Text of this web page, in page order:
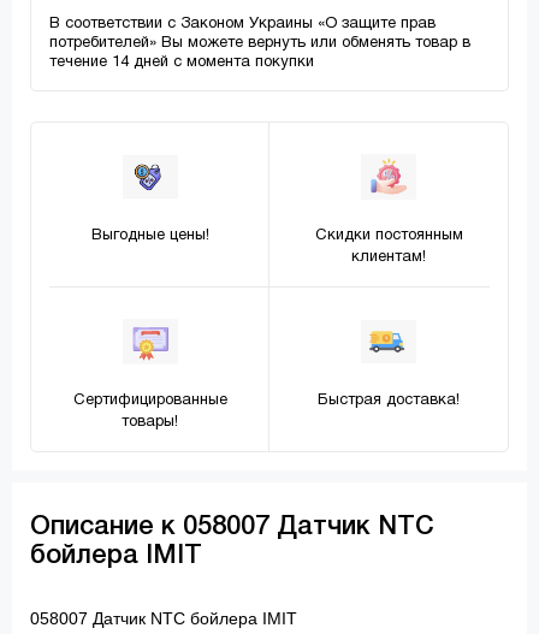
В соответствии с Законом Украины «О защите прав
потребителей» Вы можете вернуть или обменять товар в
течение 14 дней с момента покупки
Выгодные цены!
Скидки постоянным
клиентам!
Сертифицированные
товары!
Быстрая доставка!
Описание к 058007 Датчик NTC
бойлера IMIT
058007 Датчик NTC бойлера IMIT